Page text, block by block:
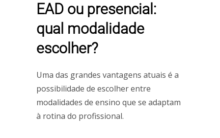
EAD ou presencial:
qual modalidade
escolher?
Uma das grandes vantagens atuais é a
possibilidade de escolher entre
modalidades de ensino que se adaptam
à rotina do profissional.